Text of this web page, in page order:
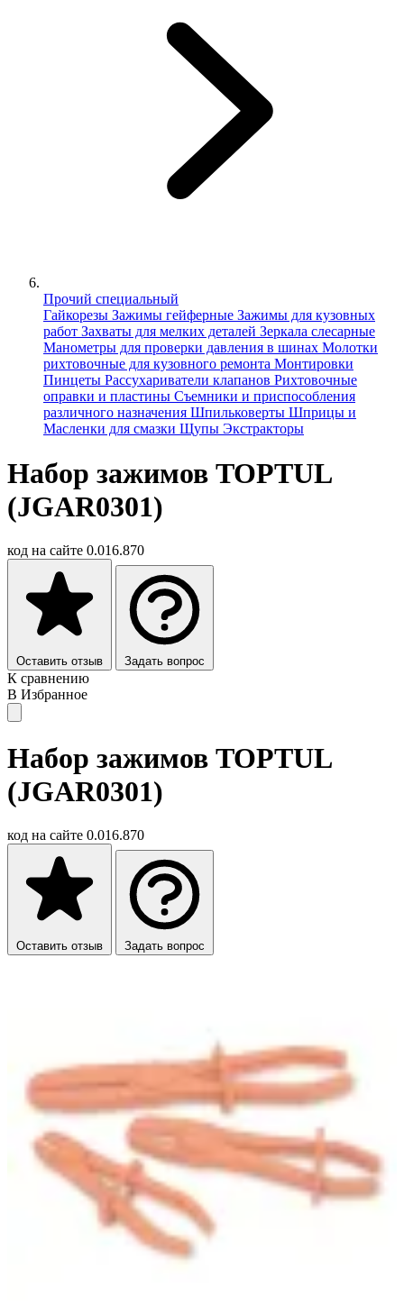
Прочий специальный
Гайкорезы Зажимы гейферные Зажимы для кузовных
работ Захваты для мелких деталей Зеркала слесарные
Манометры для проверки давления в шинах Молотки
рихтовочные для кузовного ремонта Монтировки
Пинцеты Рассухариватели клапанов Рихтовочные
оправки и пластины Съемники и приспособления
различного назначения Шпильковерты Шприцы и
Масленки для смазки Щупы Экстракторы
Набор зажимов TOPTUL
(JGAR0301)
код на сайте 0.016.870
Оставить отзыв Задать вопрос
К сравнению
В Избранное
Набор зажимов TOPTUL
(JGAR0301)
код на сайте 0.016.870
Оставить отзыв Задать вопрос